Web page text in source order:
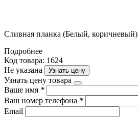
Сливная планка (Белый, коричневый)
Подробнее
Код товара: 1624
Не указана
Узнать цену
Узнать цену товара
Ваше имя *
Ваш номер телефона *
Email